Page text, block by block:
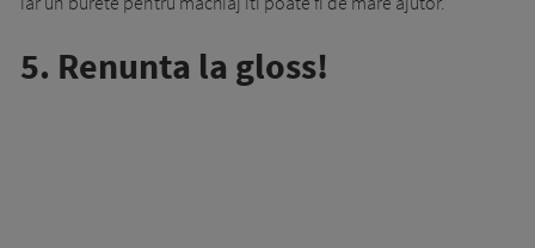
5. Renunta la gloss!